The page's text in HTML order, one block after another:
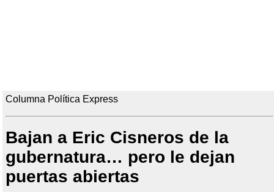
Columna Política Express
Bajan a Eric Cisneros de la
gubernatura… pero le dejan
puertas abiertas